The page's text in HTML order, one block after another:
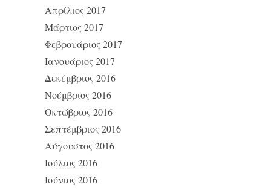
Απρίλιος 2017
Μάρτιος 2017
Φεβρουάριος 2017
Ιανουάριος 2017
Δεκέμβριος 2016
Νοέμβριος 2016
Οκτώβριος 2016
Σεπτέμβριος 2016
Αύγουστος 2016
Ιούλιος 2016
Ιούνιος 2016